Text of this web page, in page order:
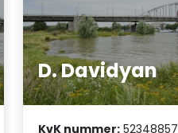
D. Davidyan
KvK nummer: 52348857